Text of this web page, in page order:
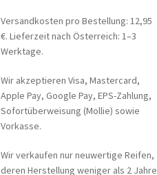
Versandkosten pro Bestellung: 12,95
€. Lieferzeit nach Österreich: 1–3
Werktage.
Wir akzeptieren Visa, Mastercard,
Apple Pay, Google Pay, EPS-Zahlung,
Sofortüberweisung (Mollie) sowie
Vorkasse.
Wir verkaufen nur neuwertige Reifen,
deren Herstellung weniger als 2 Jahre